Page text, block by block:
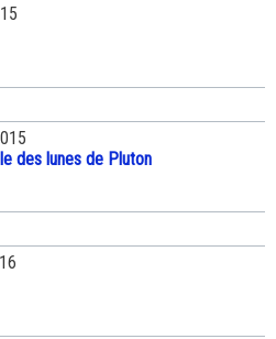
des lunes de Pluton